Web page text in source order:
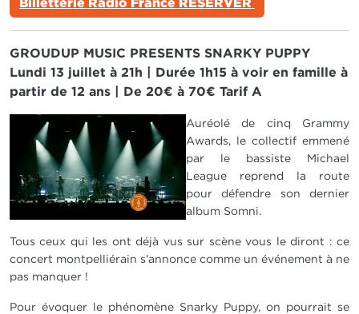
GROUDUP MUSIC PRESENTS SNARKY PUPPY
Lundi 13 juillet à 21h | Durée 1h15 à voir en famille à
partir de 12 ans | De 20€ à 70€ Tarif A
IMAGE
Auréolé de cinq Grammy
Awards, le collectif emmené
par le bassiste Michael
League reprend la route
pour défendre son dernier
album Somni.
Tous ceux qui les ont déjà vus sur scène vous le diront : ce
concert montpelliérain s’annonce comme un événement à ne
pas manquer !
Pour évoquer le phénomène Snarky Puppy, on pourrait se